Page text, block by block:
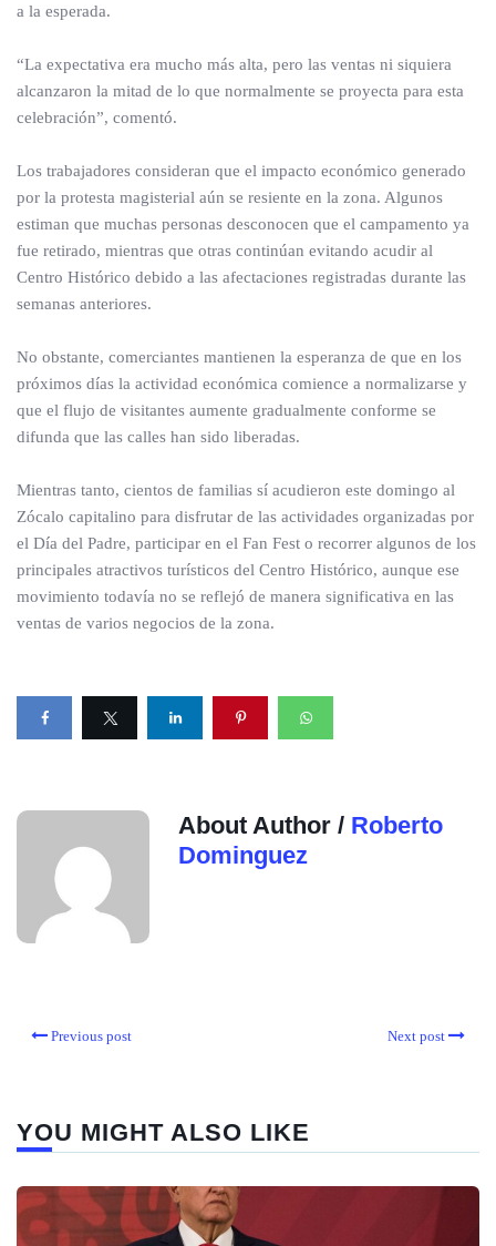
a la esperada.
“La expectativa era mucho más alta, pero las ventas ni siquiera
alcanzaron la mitad de lo que normalmente se proyecta para esta
celebración”, comentó.
Los trabajadores consideran que el impacto económico generado
por la protesta magisterial aún se resiente en la zona. Algunos
estiman que muchas personas desconocen que el campamento ya
fue retirado, mientras que otras continúan evitando acudir al
Centro Histórico debido a las afectaciones registradas durante las
semanas anteriores.
No obstante, comerciantes mantienen la esperanza de que en los
próximos días la actividad económica comience a normalizarse y
que el flujo de visitantes aumente gradualmente conforme se
difunda que las calles han sido liberadas.
Mientras tanto, cientos de familias sí acudieron este domingo al
Zócalo capitalino para disfrutar de las actividades organizadas por
el Día del Padre, participar en el Fan Fest o recorrer algunos de los
principales atractivos turísticos del Centro Histórico, aunque ese
movimiento todavía no se reflejó de manera significativa en las
ventas de varios negocios de la zona.
About Author / Roberto
Dominguez
Previous post Next post
YOU MIGHT ALSO LIKE